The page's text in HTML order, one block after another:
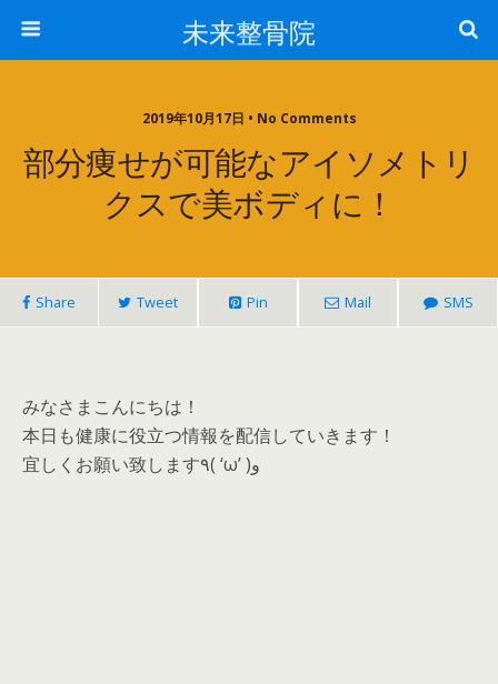
未来整骨院
2019年10月17日 • No Comments
部分痩せが可能なアイソメトリ
クスで美ボディに！
Share Tweet Pin Mail SMS
みなさまこんにちは！
本日も健康に役立つ情報を配信していきます！
宜しくお願い致します٩( ‘ω’ )و